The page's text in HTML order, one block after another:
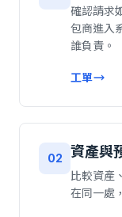
確認請求
包商進入
誰負責。
工單
02 資產與
比較資產
在同一處